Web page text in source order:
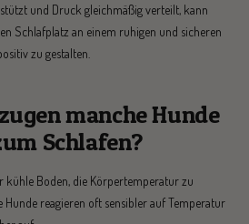
und Druck gleichmäßig verteilt, kann
Schlafplatz an einem ruhigen und sicheren
zu gestalten.
manche Hunde
Schlafen?
kühle Boden, die Körpertemperatur zu
reagieren oft sensibler auf Temperatur